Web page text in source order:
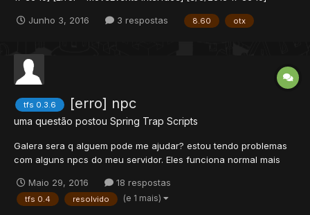
Description: [3/6/2016 17:36:10]
nil value[3/6/2016 1...
Junho 3, 2016 3 respostas 8.60 otx
tfs 0.3.6 [erro] npc
uma questão postou Spring Trap Scripts
Galera sera q alguem pode me ajudar? estou tendo problemas
com alguns npcs do meu servidor. Eles funciona normal mais
fica como se tivesse falando comigo, quando eu volto eles
ainda estao esperando respostas de mim. E na dis...
Maio 29, 2016 18 respostas
tfs 0.4 resolvido (e 1 mais)